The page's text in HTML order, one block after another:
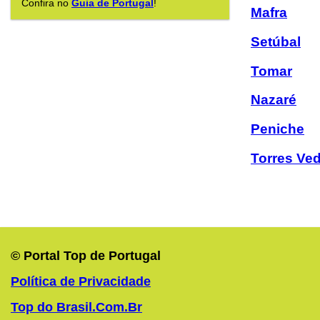
Confira no Guia de Portugal !
Mafra
Setúbal
Tomar
Nazaré
Peniche
Torres
© Portal Top de Portugal
Política de Privacidade
Top do Brasil.Com.Br